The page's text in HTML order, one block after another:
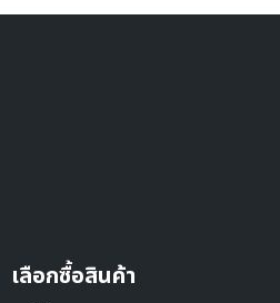
เลือกซื้อสินค้า